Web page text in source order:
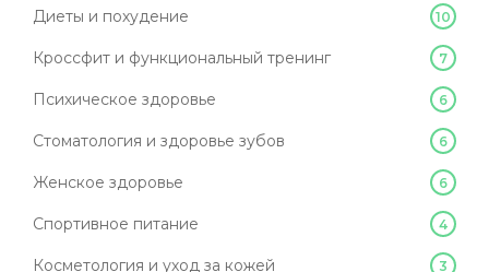
Диеты и похудение 10
Кроссфит и функциональный тренинг 7
Психическое здоровье 6
Стоматология и здоровье зубов 6
Женское здоровье 6
Спортивное питание 4
Косметология и уход за кожей 3